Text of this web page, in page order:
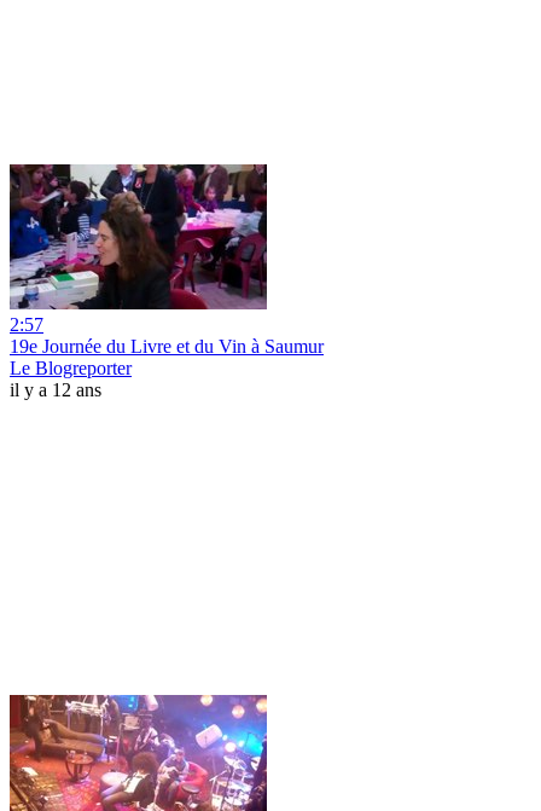
2:57
19e Journée du Livre et du Vin à Saumur
Le Blogreporter
il y a 12 ans